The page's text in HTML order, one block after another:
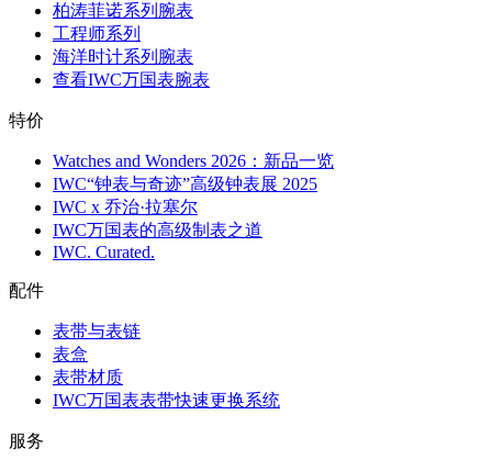
柏涛菲诺系列腕表
工程师系列
海洋时计系列腕表
查看IWC万国表腕表
特价
Watches and Wonders 2026：新品一览
IWC“钟表与奇迹”高级钟表展 2025
IWC x 乔治·拉塞尔
IWC万国表的高级制表之道
IWC. Curated.
配件
表带与表链
表盒
表带材质
IWC万国表表带快速更换系统
服务